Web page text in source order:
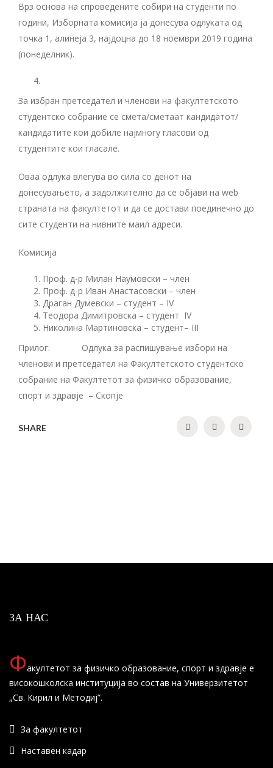
Врз основа на спроведените собири на студенти по
години, Изборната комисија ја донесува одлуката од
точка 1, алинеја 3, најдоцна до 18 ноември 2019 година
(понеделник).
За избран претседател и членови на факултетското
студентско собрание се смета/сметаат кандидатот/
кандидатите кои добиле најмногу гласови од
студентите кои гласале.
Оваа одлука влегува во сила со денот на
донесувањето, а задолжително да се објави на web
страната на факултетот и да се достави поединечно до
сите студенти на нивните маил адреси.
Комисија
Проф. д-р Милан Наумовски – член
Проф. д-р Иван Анастасовски – член
Драган Думевски – студент – IV
Теодора Димитровска – студент IV
Николина Мартиновска – студент– III
Прилог: Одлука за распишување избори на
членови и претседател на Факултетското студентско
собрание на Факултетот за физичко образование,
спорт и здравје – Скопје
SHARE
ЗА НАС
Факултетот за физичко образование, спорт и здравје е
високошколска институција во состав на Универзитетот
„Св. Кирил и Методиј”.
За факултетот
Наставен кадар